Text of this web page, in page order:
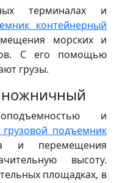
терминалах и
контейнерный
морских и
С его помощью
грузы.
ножничный
и
подъемник
и перемещения
высоту.
площадках, в